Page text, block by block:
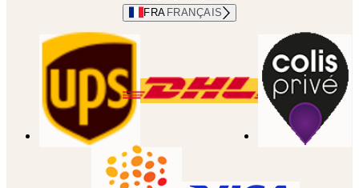
FRA FRANÇAIS